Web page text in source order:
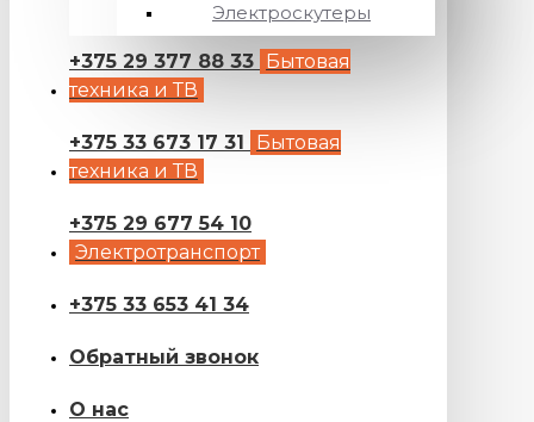
Электроскутеры
+375 29 377 88 33 Бытовая
техника и ТВ
+375 33 673 17 31
Бытовая
техника и ТВ
+375 29 677 54 10
Электротранспорт
+375 33 653 41 34
Обратный звонок
О нас